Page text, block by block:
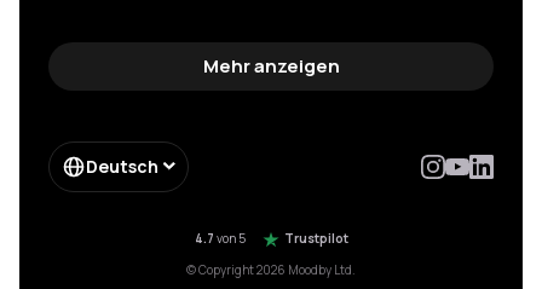
Gemafreie wartemusik
Hintergrundmusik für werbung
Enterprise
Form Enterprise
Moebelkette gema einsparung
Mehr anzeigen
Deutsch
4.7 von 5
Trustpilot
© Copyright 2026 Moodby Ltd.